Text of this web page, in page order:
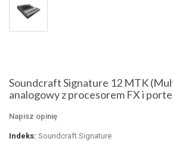
Soundcraft Signature 12 MTK
analogowy z procesorem FX i
Napisz opinię
Indeks: Soundcraft Signature